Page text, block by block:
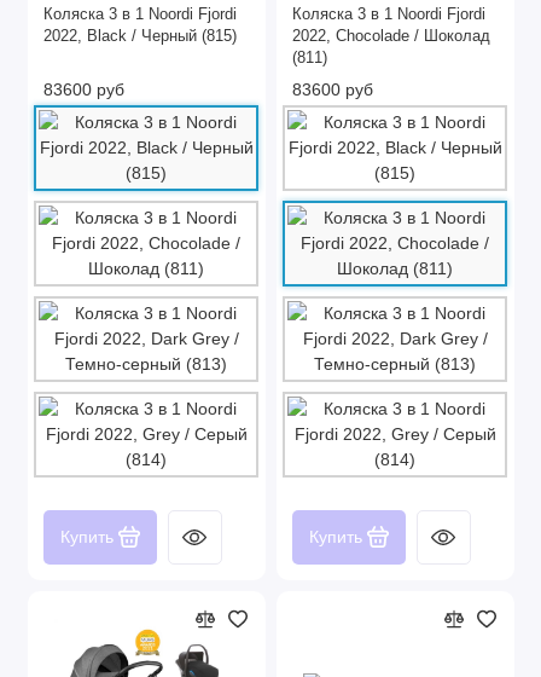
Коляска 3 в 1 Noordi Fjordi
2022, Black / Черный (815)
83600 руб
Купить
Коляска 3 в 1 Noordi Fjordi
2022, Chocolade / Шоколад
(811)
83600 руб
Купить